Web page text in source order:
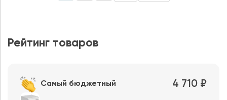
Рейтинг товаров
Самый бюджетный 4 710 ₽